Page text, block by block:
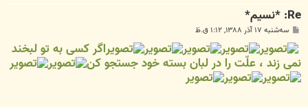
Re: *نسیم*
پ
ت
سه‌شنبه ۱۷ آذر ۱۳۸۸, ۱:۱۲ ق.ظ
اگر کسی به تو لبخند
نمی زند ، علّت را در لبان بسته خود جستجو کن